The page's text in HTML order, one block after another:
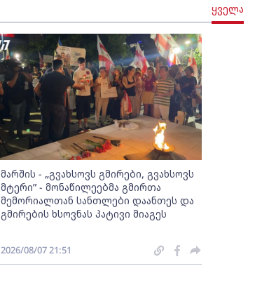
ყველა
მარშის - „გვახსოვს გმირები, გვახსოვს
მტერი” - მონაწილეებმა გმირთა
მემორიალთან სანთლები დაანთეს და
გმირების ხსოვნას პატივი მიაგეს
2026/08/07 21:51